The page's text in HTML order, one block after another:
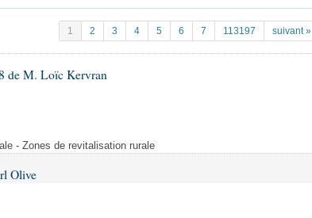
1 2 3 4 5 6 7 113197 suivant »
de M. Loïc Kervran
- Zones de revitalisation rurale
Olive